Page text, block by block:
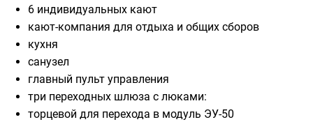
6 индивидуальных кают
кают-компания для отдыха и общих сборов
кухня
санузел
главный пульт управления
три переходных шлюза с люками:
торцевой для перехода в модуль ЭУ-50